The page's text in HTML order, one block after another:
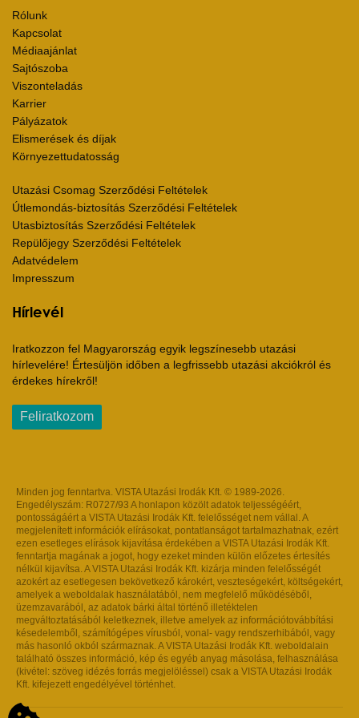
Rólunk
Kapcsolat
Médiaajánlat
Sajtószoba
Viszonteladás
Karrier
Pályázatok
Elismerések és díjak
Környezettudatosság
Utazási Csomag Szerződési Feltételek
Útlemondás-biztosítás Szerződési Feltételek
Utasbiztosítás Szerződési Feltételek
Repülőjegy Szerződési Feltételek
Adatvédelem
Impresszum
Hírlevél
Iratkozzon fel Magyarország egyik legszínesebb utazási
hírlevelére! Értesüljön időben a legfrissebb utazási akciókról és
érdekes hírekről!
Feliratkozom
Minden jog fenntartva. VISTA Utazási Irodák Kft. © 1989-2026.
Engedélyszám: R0727/93 A honlapon közölt adatok teljességéért,
pontosságáért a VISTA Utazási Irodák Kft. felelősséget nem vállal. A
megjelenített információk elírásokat, pontatlanságot tartalmazhatnak, ezért
ezen esetleges elírások kijavítása érdekében a VISTA Utazási Irodák Kft.
fenntartja magának a jogot, hogy ezeket minden külön előzetes értesítés
nélkül kijavítsa. A VISTA Utazási Irodák Kft. kizárja minden felelősségét
azokért az esetlegesen bekövetkező károkért, veszteségekért, költségekért,
amelyek a weboldalak használatából, nem megfelelő működéséből,
üzemzavarából, az adatok bárki által történő illetéktelen
megváltoztatásából keletkeznek, illetve amelyek az információtovábbítási
késedelemből, számítógépes vírusból, vonal- vagy rendszerhibából, vagy
más hasonló okból származnak. A VISTA Utazási Irodák Kft. weboldalain
található összes információ, kép és egyéb anyag másolása, felhasználása
(kivétel: szöveg idézés forrás megjelöléssel) csak a VISTA Utazási Irodák
Kft. kifejezett engedélyével történhet.